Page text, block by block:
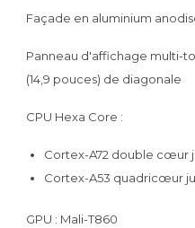
Façade en aluminium
Panneau d'affichage multi-
(14,9 pouces) de diagonale
CPU Hexa Core :
Cortex-A72 double cœur
Cortex-A53 quadricœur
GPU : Mali-T860